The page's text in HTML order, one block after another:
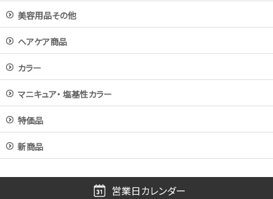
美容用品その他
ヘアケア商品
カラー
マニキュア・ 塩基性カラー
特価品
新商品
営業日カレンダー